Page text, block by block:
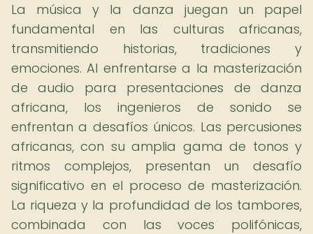
La música y la danza juegan un papel
fundamental en las culturas africanas,
transmitiendo historias, tradiciones y
emociones. Al enfrentarse a la masterización
de audio para presentaciones de danza
africana, los ingenieros de sonido se
enfrentan a desafíos únicos. Las percusiones
africanas, con su amplia gama de tonos y
ritmos complejos, presentan un desafío
significativo en el proceso de masterización.
La riqueza y la profundidad de los tambores,
combinada con las voces polifónicas,